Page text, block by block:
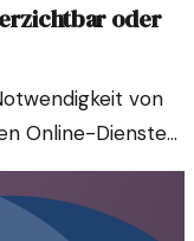
oder
von
Online-Dienste